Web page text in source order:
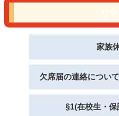
家族
欠席届の連絡につい
§1(在校生・